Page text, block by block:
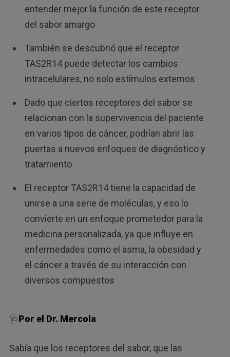
entender mejor la función de este receptor
del sabor amargo
También se descubrió que el receptor
TAS2R14 puede detectar los cambios
intracelulares, no solo estímulos externos
Dado que ciertos receptores del sabor se
relacionan con la supervivencia del paciente
en varios tipos de cáncer, podrían abrir las
puertas a nuevos enfoques de diagnóstico y
tratamiento
El receptor TAS2R14 tiene la capacidad de
unirse a una serie de moléculas, y eso lo
convierte en un enfoque prometedor para la
medicina personalizada, ya que influye en
enfermedades como el asma, la obesidad y
el cáncer a través de su interacción con
diversos compuestos
🩺Por el Dr. Mercola
Sabía que los receptores del sabor, que las